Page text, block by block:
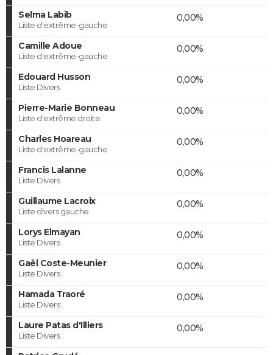
Selma Labib
Liste d'extrême-gauche
0,00%
Camille Adoue
Liste d'extrême-gauche
0,00%
Edouard Husson
Liste Divers
0,00%
Pierre-Marie Bonneau
Liste d'extrême droite
0,00%
Charles Hoareau
Liste d'extrême-gauche
0,00%
Francis Lalanne
Liste Divers
0,00%
Guillaume Lacroix
Liste divers gauche
0,00%
Lorys Elmayan
Liste Divers
0,00%
Gaël Coste-Meunier
Liste Divers
0,00%
Hamada Traoré
Liste Divers
0,00%
Laure Patas d'Illiers
Liste Divers
0,00%